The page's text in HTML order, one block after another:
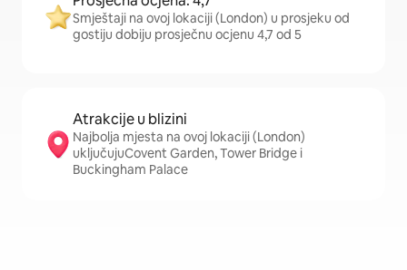
Smještaji na ovoj lokaciji (London) u prosjeku od
gostiju dobiju prosječnu ocjenu 4,7 od 5
Atrakcije u blizini
Najbolja mjesta na ovoj lokaciji (London)
uključujuCovent Garden, Tower Bridge i
Buckingham Palace